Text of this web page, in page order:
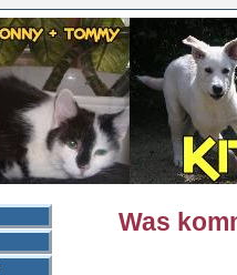
Was